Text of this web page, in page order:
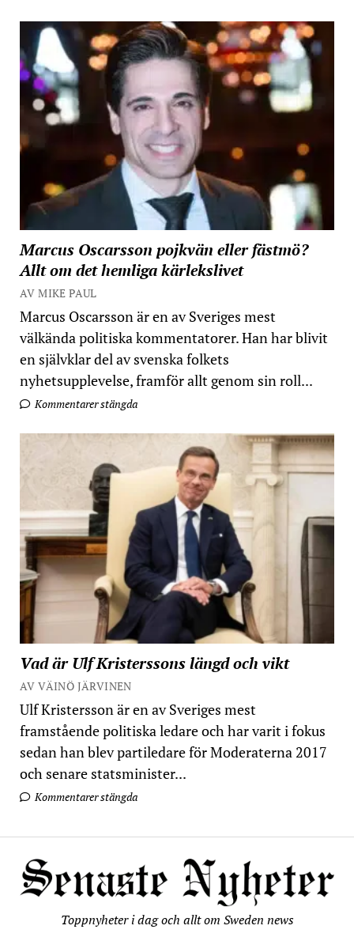
Marcus Oscarsson pojkvän eller fästmö?
Allt om det hemliga kärlekslivet
AV MIKE PAUL
Marcus Oscarsson är en av Sveriges mest
välkända politiska kommentatorer. Han har blivit
en självklar del av svenska folkets
nyhetsupplevelse, framför allt genom sin roll...
Kommentarer stängda
Vad är Ulf Kristerssons längd och vikt
AV VÄINÖ JÄRVINEN
Ulf Kristersson är en av Sveriges mest
framstående politiska ledare och har varit i fokus
sedan han blev partiledare för Moderaterna 2017
och senare statsminister...
Kommentarer stängda
Toppnyheter i dag och allt om Sweden news